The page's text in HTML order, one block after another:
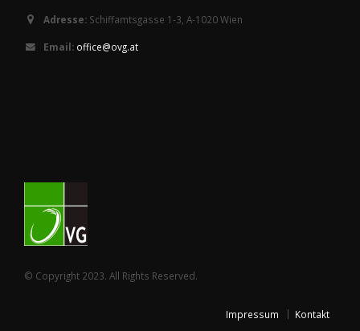
Adresse: Schiffamtsgasse 1-3, A-1020 Wien
Email: office@ovg.at
© Copyright 2023. All Rights Reserved.
Impressum Kontakt